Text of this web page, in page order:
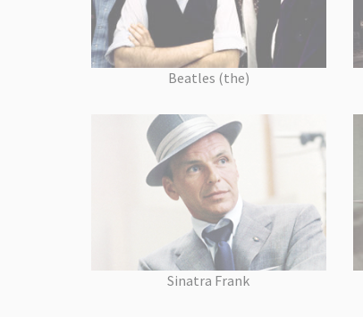
Beatles (the)
Sinatra Frank